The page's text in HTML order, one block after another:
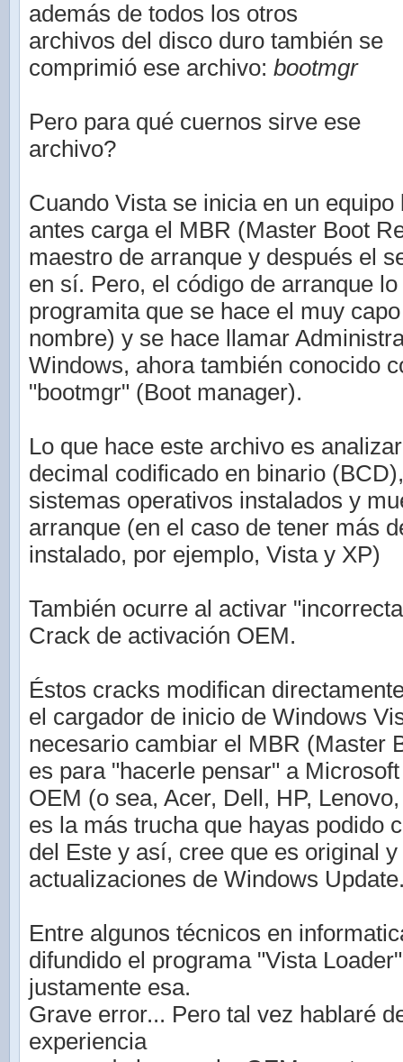
además de todos los otros
archivos del disco duro también se
comprimió ese archivo: bootmgr
Pero para qué cuernos sirve ese
archivo?
Cuando Vista se inicia en un
antes carga el MBR (Master Boot
maestro de arranque y después el
en sí. Pero, el código de arranque
programita que se hace el muy
nombre) y se hace llamar
Windows, ahora también conocido
"bootmgr" (Boot manager).
Lo que hace este archivo es
decimal codificado en binario
sistemas operativos instalados y
arranque (en el caso de tener más
instalado, por ejemplo, Vista y XP)
También ocurre al activar
Crack de activación OEM.
Éstos cracks modifican
el cargador de inicio de Windows
necesario cambiar el MBR (Master
es para "hacerle pensar" a
OEM (o sea, Acer, Dell, HP,
es la más trucha que hayas podido
del Este y así, cree que es original
actualizaciones de Windows
Entre algunos técnicos en
difundido el programa "Vista
justamente esa.
Grave error... Pero tal vez hablaré
experiencia